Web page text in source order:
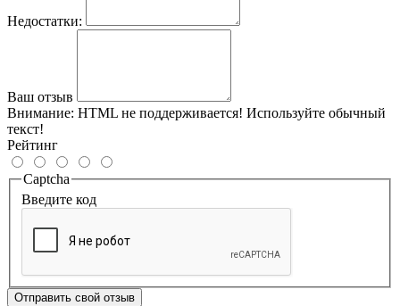
Недостатки:
Ваш отзыв
Внимание: HTML не поддерживается! Используйте обычный
текст!
Рейтинг
Captcha
Введите код
Отправить свой отзыв